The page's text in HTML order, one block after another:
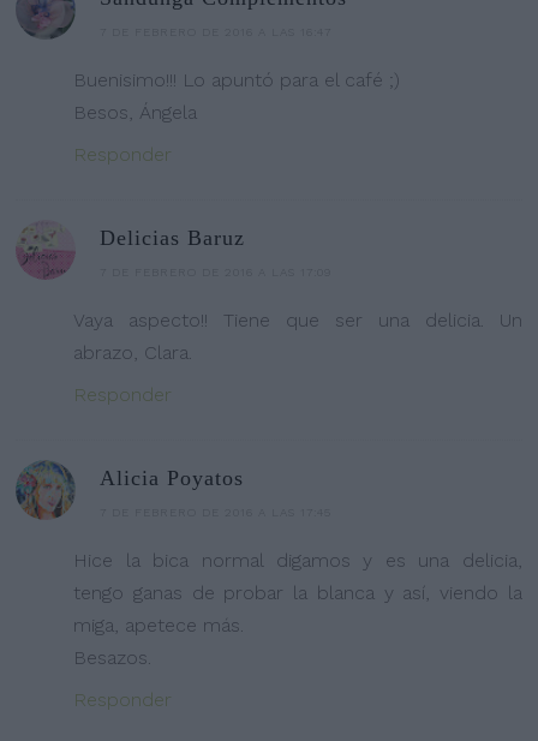
Buenisimo!!! Lo apuntó para el café ;)
Besos, Ángela
Responder
Delicias Baruz
Vaya aspecto!! Tiene que ser una delicia. Un
abrazo, Clara.
Responder
Alicia Poyatos
Hice la bica normal digamos y es una delicia,
tengo ganas de probar la blanca y así, viendo la
miga, apetece más.
Besazos.
Responder